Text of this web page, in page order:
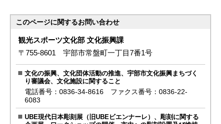
このページに関するお問い合わせ
観光スポーツ文化部 文化振興課
〒755-8601 宇部市常盤町一丁目7番1号
文化の振興、文化団体活動の推進、宇部市文化振興まちづく
り審議会、文化施設に関すること
電話番号：0836-34-8616 ファクス番号：0836-22-
6083
UBE現代日本彫刻展（旧UBEビエンナーレ）、彫刻に関する